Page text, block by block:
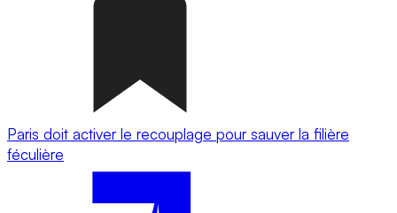
Paris doit activer le recouplage pour sauver la filière
féculière